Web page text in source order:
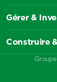
Gérer &
Construire